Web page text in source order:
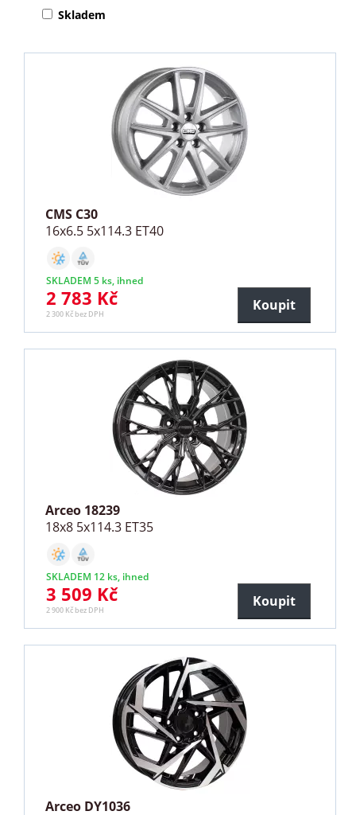
Skladem
CMS C30
16x6.5 5x114.3 ET40
SKLADEM 5 ks, ihned
2 783 Kč
2 300 Kč bez DPH
Koupit
Arceo 18239
18x8 5x114.3 ET35
SKLADEM 12 ks, ihned
3 509 Kč
2 900 Kč bez DPH
Koupit
Arceo DY1036